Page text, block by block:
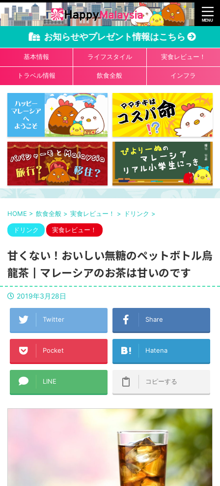
お知らせやプレゼント情報はこちら
基本情報 ライフスタイル 実食レビュー！
トラベル情報 飲食全般 インフラ
HOME > 飲食全般 > 実食レビュー！ > ドリンク >
ドリンク 実食レビュー！
甘くない！おいしい無糖のペットボトル烏
龍茶┃マレーシアのお茶は甘いのです
2019年3月28日
Twitter Share
Pocket Hatena
LINE コピーする